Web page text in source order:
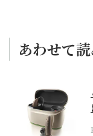
あわせて